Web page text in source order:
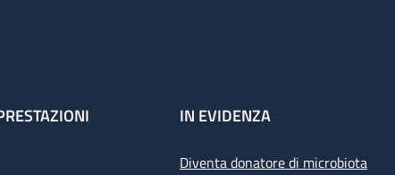
IN EVIDENZA
Diventa donatore di microbiota